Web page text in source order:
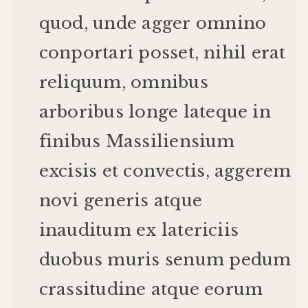
quod,unde agger omnino
conportari posset, nihil erat
reliquum, omnibus
arboribus longe lateque in
finibus Massiliensium
excisis et convectis, aggerem
novi generis atque
inauditum ex latericiis
duobus muris senum pedum
crassitudine atque eorum